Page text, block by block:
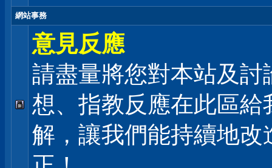
網站事務
意見反應
請盡量將您對本站及討
想、指教反應在此區給
解，讓我們能持續地改